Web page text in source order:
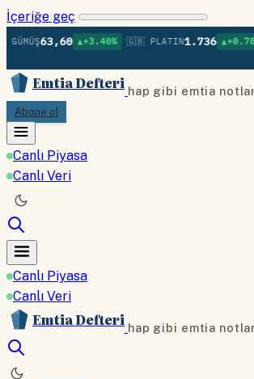
İçeriğe geç
63,60 ▲+3.40% • 🇬🇧 PLATIN1.736 ▲+0.78%
Emtia Defteri hap gibi emtia
Abone ol
Canlı Piyasa
Canlı Veri
Canlı Piyasa
Canlı Veri
Emtia Defteri hap gibi emtia